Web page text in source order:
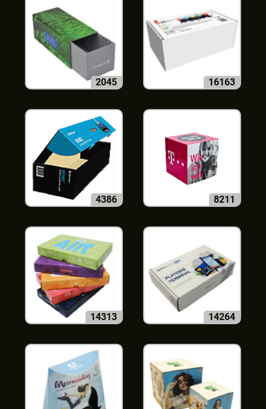
2045 16163
4386 8211
14313 14264